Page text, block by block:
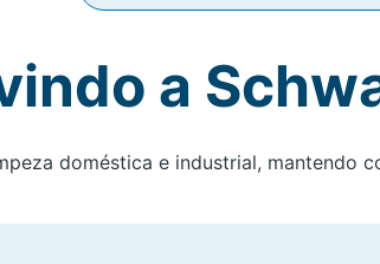
a
doméstica e industrial, mantendo